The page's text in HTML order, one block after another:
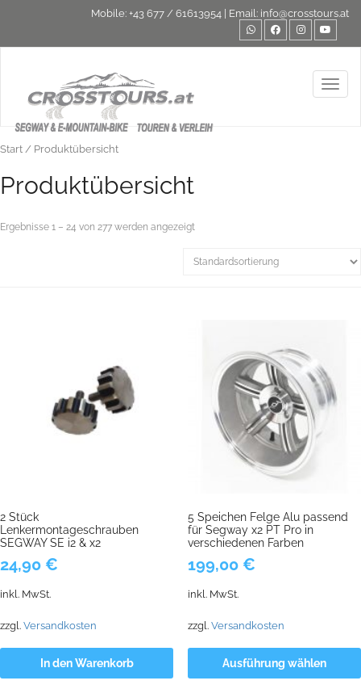
Mobile: +43 677 / 61613954 | Email: info@crosstours.at
Start / Produktübersicht
Produktübersicht
Ergebnisse 1 – 24 von 277 werden angezeigt
2 Stück
Lenkermontageschrauben
SEGWAY SE i2 & x2
24,90 €
inkl. MwSt.
zzgl. Versandkosten
In den Warenkorb
5 Speichen Felge Alu passend
für Segway x2 PT Pro in
verschiedenen Farben
199,00 €
inkl. MwSt.
zzgl. Versandkosten
Ausführung wählen